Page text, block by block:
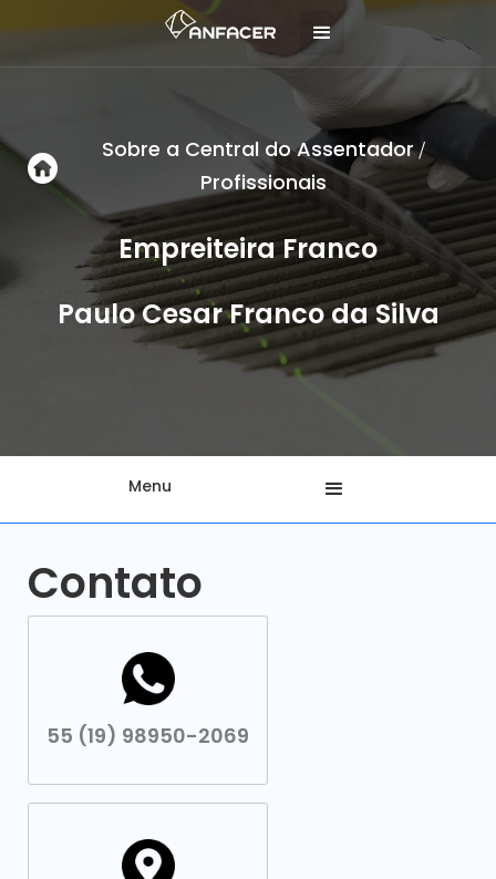
Sobre a Central do Assentador/
Profissionais
Empreiteira Franco
Paulo Cesar Franco da Silva
Menu
Contato
55 (19) 98950-2069